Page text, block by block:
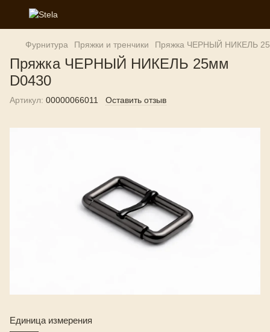
Фурнитура Пряжки и тренчики Пряжка ЧЕРНЫЙ НИКЕЛЬ
Пряжка ЧЕРНЫЙ НИКЕЛЬ 25мм
D0430
Артикул: 00000066011 Оставить отзыв
Единица измерения